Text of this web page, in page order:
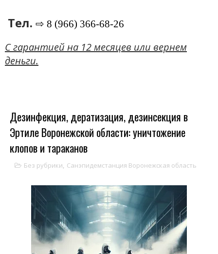
Тел. ⇨ 8 (966) 366-68-26
C гарантией на 12 месяцев или вернем
деньги.
Дезинфекция, дератизация, дезинсекция в
Эртиле Воронежской области: уничтожение
клопов и тараканов
Без рубрики, Санэпидемстанция Воронежская область